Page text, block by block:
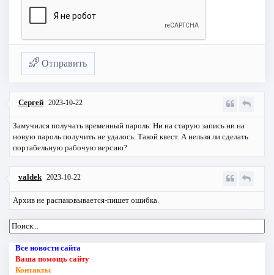
Отправить
Сергей 2023-10-22
Замучился получать временный пароль. Ни на старую запись ни на
новую пароль получить не удалось. Такой квест. А нельзя ли сделать
портабельную рабочую версию?
valdek 2023-10-22
Архив не распаковывается-пишет ошибка.
Все новости сайта
Ваша помощь сайту
Контакты